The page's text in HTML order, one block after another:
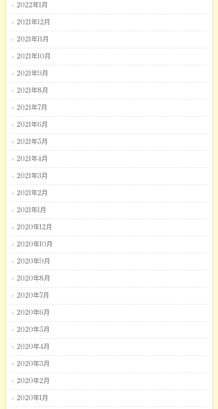
2022年1月
2021年12月
2021年11月
2021年10月
2021年9月
2021年8月
2021年7月
2021年6月
2021年5月
2021年4月
2021年3月
2021年2月
2021年1月
2020年12月
2020年10月
2020年9月
2020年8月
2020年7月
2020年6月
2020年5月
2020年4月
2020年3月
2020年2月
2020年1月